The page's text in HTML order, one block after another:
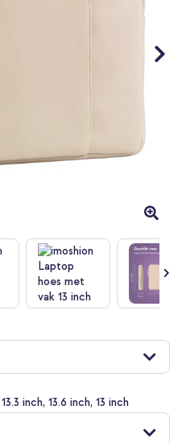
13.3 inch, 13.6 inch, 13 inch